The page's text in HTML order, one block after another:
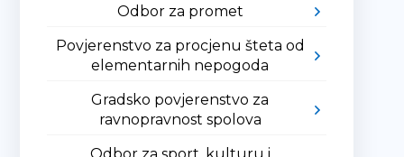
Odbor za promet
Povjerenstvo za procjenu šteta od
elementarnih nepogoda
Gradsko povjerenstvo za
ravnopravnost spolova